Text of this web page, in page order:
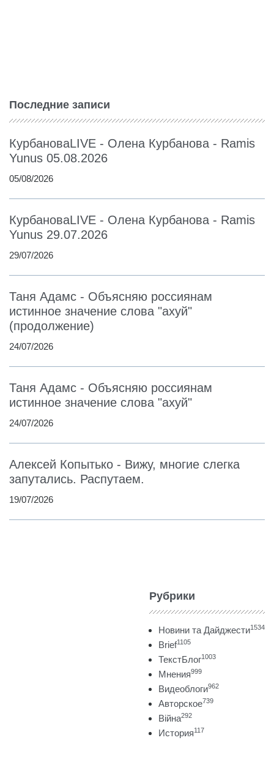
Последние записи
КурбановаLIVE - Олена Курбанова - Ramis
Yunus 05.08.2026
05/08/2026
КурбановаLIVE - Олена Курбанова - Ramis
Yunus 29.07.2026
29/07/2026
Таня Адамс - Объясняю россиянам
истинное значение слова "ахуй"
(продолжение)
24/07/2026
Таня Адамс - Объясняю россиянам
истинное значение слова "ахуй"
24/07/2026
Алексей Копытько - Вижу, многие слегка
запутались. Распутаем.
19/07/2026
Рубрики
Новини та Дайджести1534
Brief1105
ТекстБлог1003
Мнения999
Видеоблоги962
Авторское739
Війна292
История117